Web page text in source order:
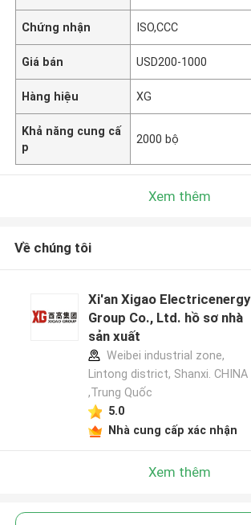
Chứng nhận ISO,CCC
Giá bán USD200-1000
Hàng hiệu XG
Khả năng cung cấ
p
2000 bộ
Xem thêm
Về chúng tôi
Xi'an Xigao Electricenergy
Group Co., Ltd. hồ sơ nhà
sản xuất
Weibei industrial zone,
Lintong district, Shanxi. CHINA
,Trung Quốc
5.0
Nhà cung cấp xác nhận
Xem thêm